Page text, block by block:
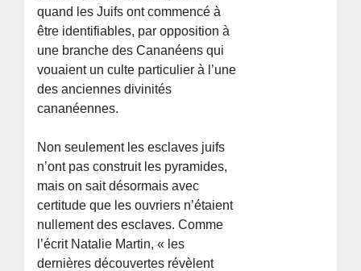
quand les Juifs ont commencé à
être identifiables, par opposition à
une branche des Cananéens qui
vouaient un culte particulier à l’une
des anciennes divinités
cananéennes.
Non seulement les esclaves juifs
n’ont pas construit les pyramides,
mais on sait désormais avec
certitude que les ouvriers n’étaient
nullement des esclaves. Comme
l’écrit Natalie Martin, « les
dernières découvertes révèlent